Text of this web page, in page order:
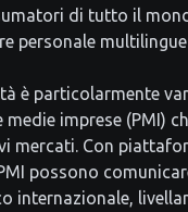
di tutto il
personale
è particolarmente
medie imprese (PMI)
mercati. Con
possono
internazionale,